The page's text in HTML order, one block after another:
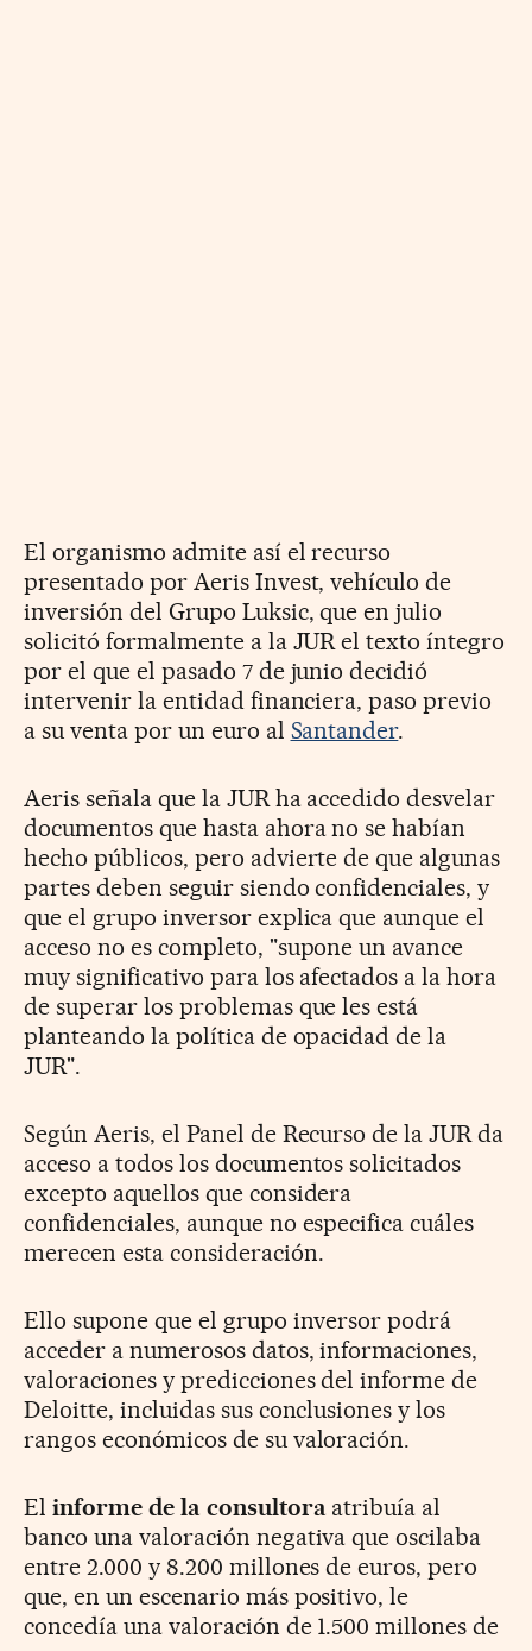
El organismo admite así el recurso
presentado por Aeris Invest, vehículo de
inversión del Grupo Luksic, que en julio
solicitó formalmente a la JUR el texto íntegro
por el que el pasado 7 de junio decidió
intervenir la entidad financiera, paso previo
a su venta por un euro al Santander.
Aeris señala que la JUR ha accedido desvelar
documentos que hasta ahora no se habían
hecho públicos, pero advierte de que algunas
partes deben seguir siendo confidenciales, y
que el grupo inversor explica que aunque el
acceso no es completo, "supone un avance
muy significativo para los afectados a la hora
de superar los problemas que les está
planteando la política de opacidad de la
JUR".
Según Aeris, el Panel de Recurso de la JUR da
acceso a todos los documentos solicitados
excepto aquellos que considera
confidenciales, aunque no especifica cuáles
merecen esta consideración.
Ello supone que el grupo inversor podrá
acceder a numerosos datos, informaciones,
valoraciones y predicciones del informe de
Deloitte, incluidas sus conclusiones y los
rangos económicos de su valoración.
El informe de la consultora atribuía al
banco una valoración negativa que oscilaba
entre 2.000 y 8.200 millones de euros, pero
que, en un escenario más positivo, le
concedía una valoración de 1.500 millones de